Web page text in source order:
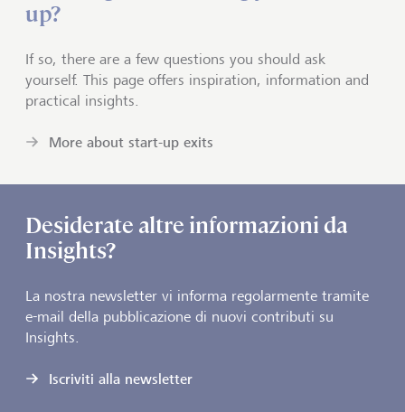
up?
If so, there are a few questions you should ask
yourself. This page offers inspiration, information and
practical insights.
More about start-up exits
Desiderate altre informazioni da
Insights?
La nostra newsletter vi informa regolarmente tramite
e-mail della pubblicazione di nuovi contributi su
Insights.
Iscriviti alla newsletter